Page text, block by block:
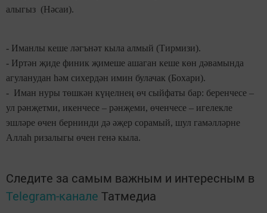
алыгыз (Нәсаи).
- Иманлы кеше ләгънәт кыла алмый (Тирмизи).
- Иртән җиде финик җимеше ашаган кеше көн дәвамында
агуланудан һәм сихердән имин булачак (Бохари).
- Иман нуры төшкән күңелнең өч сыйфаты бар: беренчесе –
ул рәнҗетми, икенчесе – рәнҗеми, өченчесе – игелекле
эшләре өчен бернинди дә әҗер сорамый, шул гамәлләрне
Аллаһ ризалыгы өчен генә кыла.
Следите за самым важным и интересным в
Telegram-канале Татмедиа